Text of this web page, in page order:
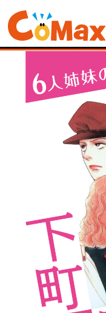
電子書籍マンガ CoMax(
LEGEND> 下町邪馬台国